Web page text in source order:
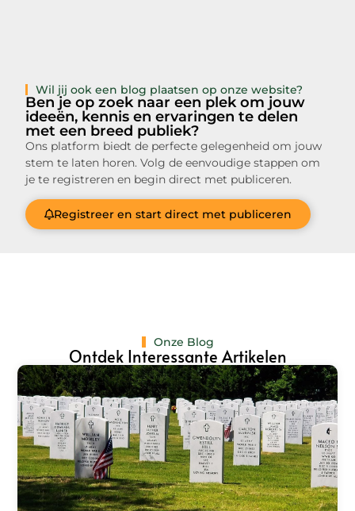
Wil jij ook een blog plaatsen op onze website?
Ben je op zoek naar een plek om jouw
ideeën, kennis en ervaringen te delen
met een breed publiek?
Ons platform biedt de perfecte gelegenheid om jouw
stem te laten horen. Volg de eenvoudige stappen om
je te registreren en begin direct met publiceren.
Registreer en start direct met publiceren
Onze Blog
Ontdek Interessante Artikelen